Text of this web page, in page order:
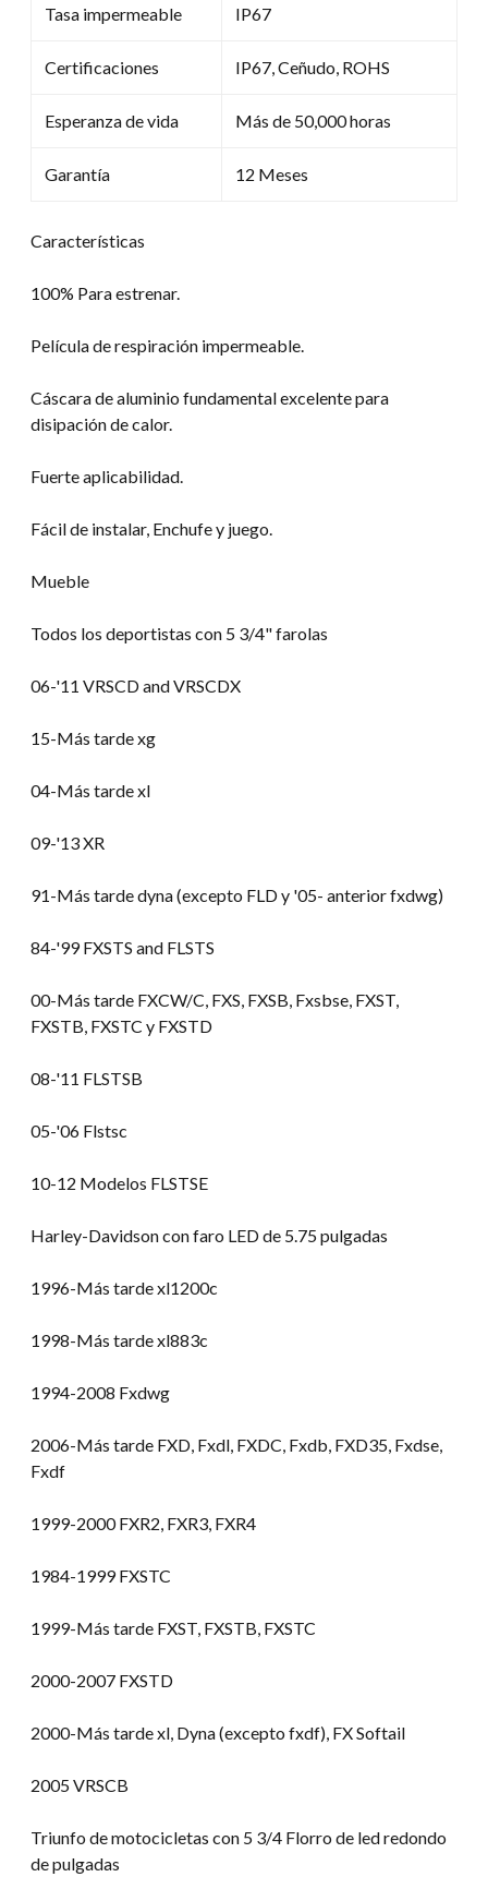
Tasa impermeable IP67
Certificaciones IP67, Ceñudo, ROHS
Esperanza de vida Más de 50,000 horas
Garantía 12 Meses
Características
100% Para estrenar.
Película de respiración impermeable.
Cáscara de aluminio fundamental excelente para
disipación de calor.
Fuerte aplicabilidad.
Fácil de instalar, Enchufe y juego.
Mueble
Todos los deportistas con 5 3/4" farolas
06-'11 VRSCD and VRSCDX
15-Más tarde xg
04-Más tarde xl
09-'13 XR
91-Más tarde dyna (excepto FLD y '05- anterior fxdwg)
84-'99 FXSTS and FLSTS
00-Más tarde FXCW/C, FXS, FXSB, Fxsbse, FXST,
FXSTB, FXSTC y FXSTD
08-'11 FLSTSB
05-'06 Flstsc
10-12 Modelos FLSTSE
Harley-Davidson con faro LED de 5.75 pulgadas
1996-Más tarde xl1200c
1998-Más tarde xl883c
1994-2008 Fxdwg
2006-Más tarde FXD, Fxdl, FXDC, Fxdb, FXD35, Fxdse,
Fxdf
1999-2000 FXR2, FXR3, FXR4
1984-1999 FXSTC
1999-Más tarde FXST, FXSTB, FXSTC
2000-2007 FXSTD
2000-Más tarde xl, Dyna (excepto fxdf), FX Softail
2005 VRSCB
Triunfo de motocicletas con 5 3/4 Florro de led redondo
de pulgadas